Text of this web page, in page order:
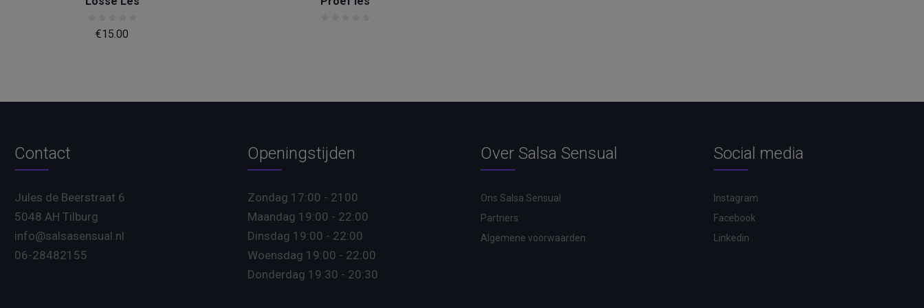
€15.00
Contact
Jules de Beerstraat 6
5048 AH Tilburg
info@salsasensual.nl
06-28482155
Openingstijden
Zondag 17:00 - 2100
Maandag 19:00 - 22:00
Dinsdag 19:00 - 22:00
Woensdag 19:00 - 22:00
Donderdag 19:30 - 20:30
Over Salsa Sensual
Ons Salsa Sensual
Partners
Algemene voorwaarden
Social media
Instagram
Facebook
Linkedin